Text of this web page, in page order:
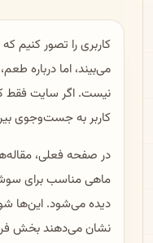
کاربری را تصور کنیم
می‌بیند، اما درباره
نیست. اگر سایت فقط
کاربر به جست‌وجوی
در صفحه فعلی،
ماهی مناسب برای
دیده می‌شود. این‌ها
نشان می‌دهند بخش